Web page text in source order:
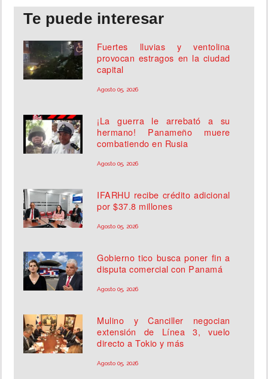
Te puede interesar
Fuertes lluvias y ventolina
provocan estragos en la ciudad
capital
Agosto 05, 2026
¡La guerra le arrebató a su
hermano! Panameño muere
combatiendo en Rusia
Agosto 05, 2026
IFARHU recibe crédito adicional
por $37.8 millones
Agosto 05, 2026
Gobierno tico busca poner fin a
disputa comercial con Panamá
Agosto 05, 2026
Mulino y Canciller negocian
extensión de Línea 3, vuelo
directo a Tokio y más
Agosto 05, 2026